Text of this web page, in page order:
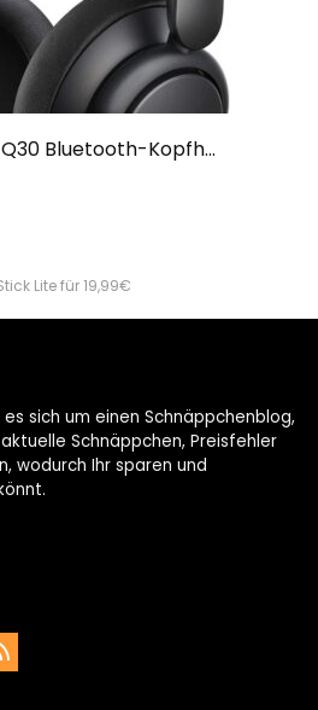
Bluetooth-Kopfh...
Lite für 19,99€
sich um einen Schnäppchenblog,
Schnäppchen, Preisfehler
wodurch Ihr sparen und